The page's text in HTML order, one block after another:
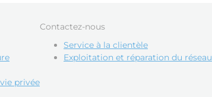
privée
Contactez-nous
Service à la clientèle
Exploitation et réparation du réseau